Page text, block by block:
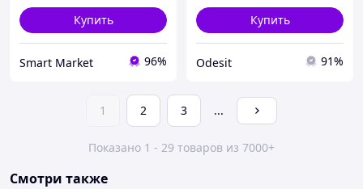
Купить
Smart Market 96%
Купить
Odesit 91%
1 2 3 ...
Показано 1 - 29 товаров из 7000+
Смотри также